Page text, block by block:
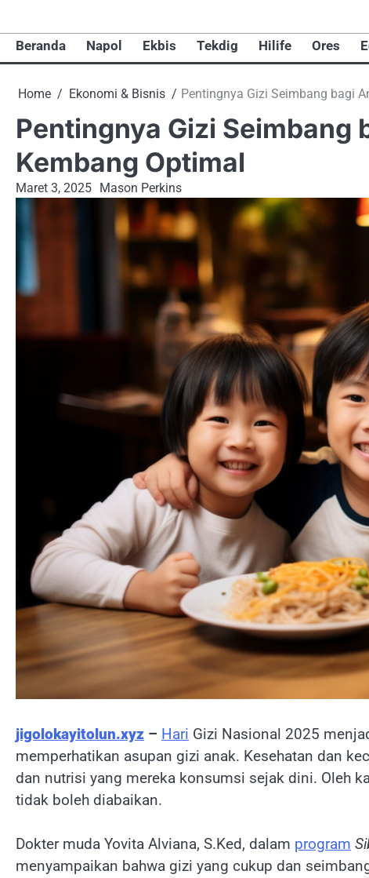
content
Beranda Napol Ekbis Tekdig Hilife Ores
Home Ekonomi & Bisnis Pentingnya Gizi Seimbang bagi
Pentingnya Gizi Seimbang
Kembang Optimal
Maret 3, 2025 Mason Perkins
jigolokayitolun.xyz – Hari Gizi Nasional 2025
memperhatikan asupan gizi anak. Kesehatan dan
dan nutrisi yang mereka konsumsi sejak dini. Oleh
tidak boleh diabaikan.
Dokter muda Yovita Alviana, S.Ked, dalam program
menyampaikan bahwa gizi yang cukup dan